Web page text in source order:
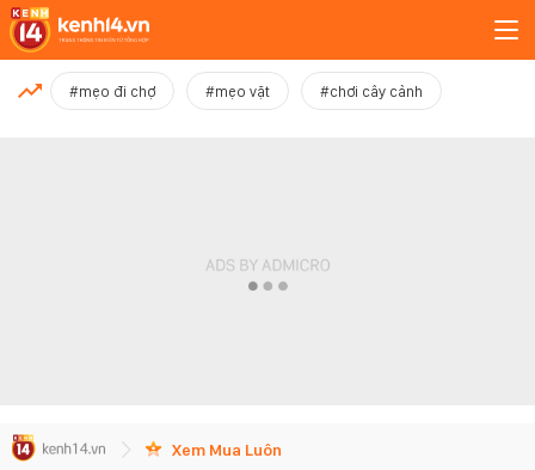
MỚI NHẤT
#mẹo đi chợ #mẹo vặt #chơi cây cảnh
Xem Mua Luôn